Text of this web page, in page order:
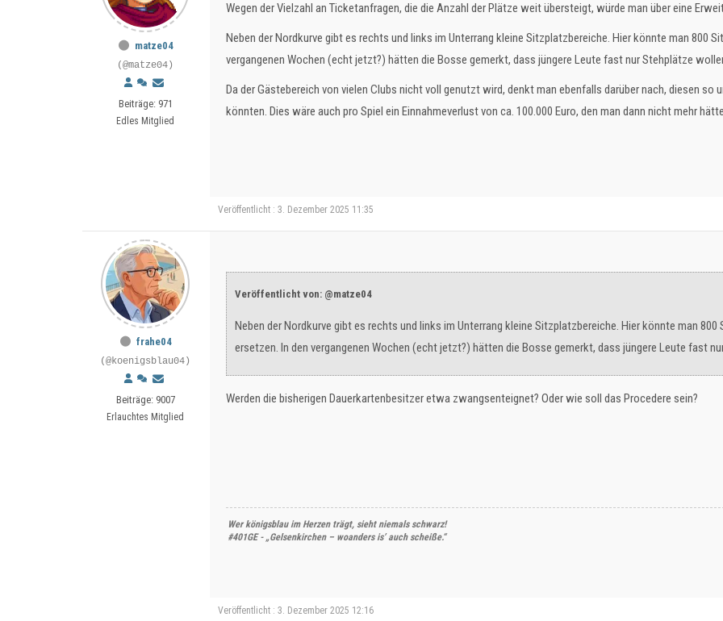
matze04
(@matze04)
Beiträge: 971
Edles Mitglied
Wegen der Vielzahl an Ticketanfragen, die die Anzahl der Plätze weit übersteigt, würde man über eine
Neben der Nordkurve gibt es rechts und links im Unterrang kleine Sitzplatzbereiche. Hier könnte man 800
vergangenen Wochen (echt jetzt?) hätten die Bosse gemerkt, dass jüngere Leute fast nur Stehplätze
Da der Gästebereich von vielen Clubs nicht voll genutzt wird, denkt man ebenfalls darüber nach, diesen so
könnten. Dies wäre auch pro Spiel ein Einnahmeverlust von ca. 100.000 Euro, den man dann nicht mehr
Veröffentlicht : 3. Dezember 2025 11:35
frahe04
(@koenigsblau04)
Beiträge: 9007
Erlauchtes Mitglied
Veröffentlicht von: @matze04
Neben der Nordkurve gibt es rechts und links im Unterrang kleine Sitzplatzbereiche. Hier könnte man
ersetzen. In den vergangenen Wochen (echt jetzt?) hätten die Bosse gemerkt, dass jüngere Leute fast
Werden die bisherigen Dauerkartenbesitzer etwa zwangsenteignet? Oder wie soll das Procedere sein?
Wer königsblau im Herzen trägt, sieht niemals schwarz!
#401GE - „Gelsenkirchen – woanders is’ auch scheiße.“
Veröffentlicht : 3. Dezember 2025 12:16